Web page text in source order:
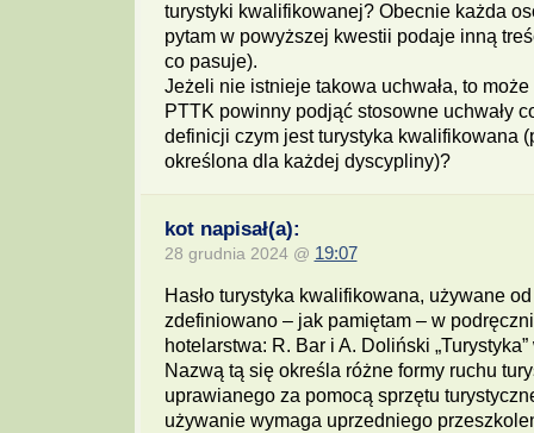
turystyki kwalifikowanej? Obecnie każda
pytam w powyższej kwestii podaje inną
co pasuje).
Jeżeli nie istnieje takowa uchwała, to
PTTK powinny podjąć stosowne uchwały
definicji czym jest turystyka kwalifikowana
określona dla każdej dyscypliny)?
kot napisał(a):
28 grudnia 2024 @ 19:07
Hasło turystyka kwalifikowana, używane
zdefiniowano – jak pamiętam – w
hotelarstwa: R. Bar i A. Doliński
Nazwą tą się określa różne formy ruchu
uprawianego za pomocą sprzętu
używanie wymaga uprzedniego